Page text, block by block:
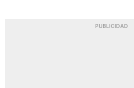
PUBLICIDAD